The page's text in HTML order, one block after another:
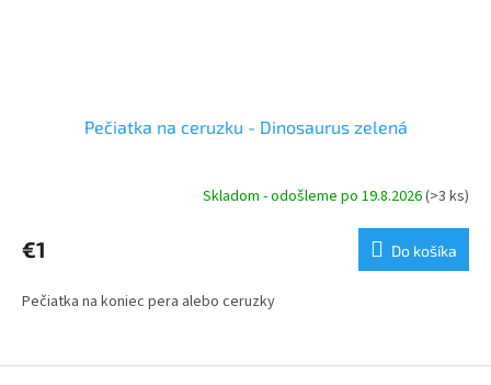
Pečiatka na ceruzku - Dinosaurus zelená
Skladom - odošleme po 19.8.2026(>3 ks)
€1 Do košíka
Pečiatka na koniec pera alebo ceruzky